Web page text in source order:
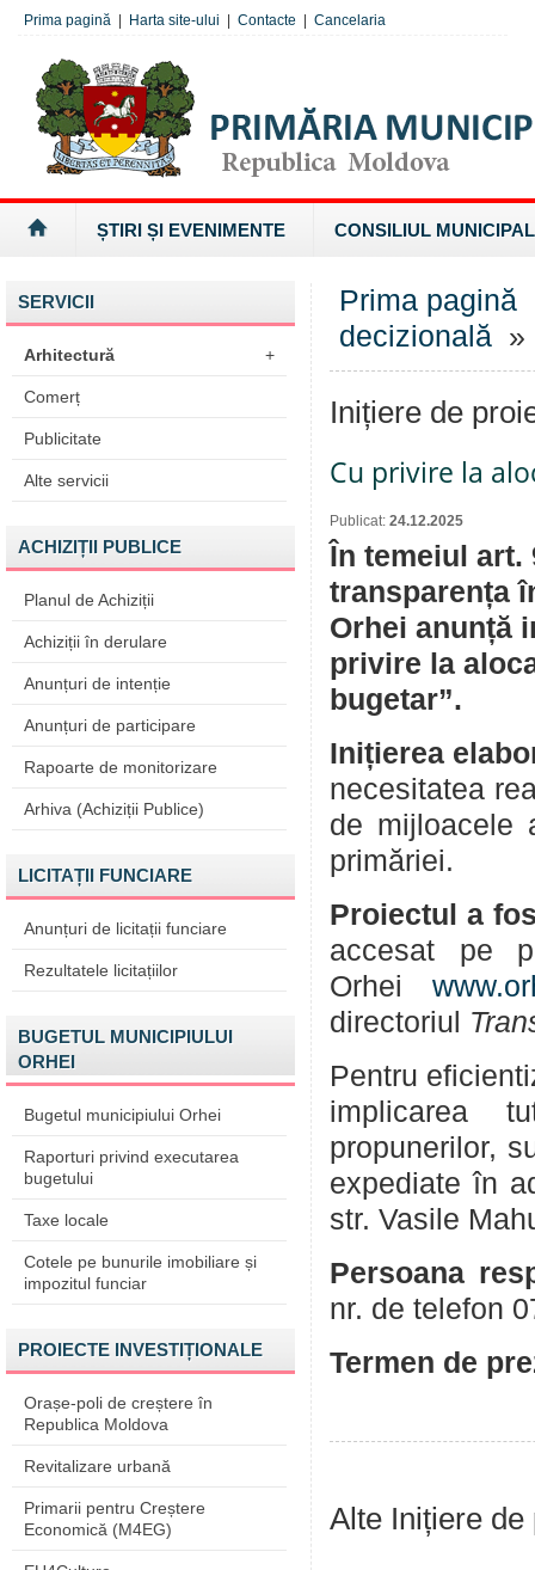
Prima pagină Harta site-ului Contacte Cancelaria
ȘTIRI ȘI EVENIMENTE CONSILIUL MUNICIPAL
SERVICII
Arhitectură +
Comerț
Publicitate
Alte servicii
ACHIZIȚII PUBLICE
Planul de Achiziții
Achiziții în derulare
Anunțuri de intenție
Anunțuri de participare
Rapoarte de monitorizare
Arhiva (Achiziții Publice)
LICITAȚII FUNCIARE
Anunțuri de licitații funciare
Rezultatele licitațiilor
BUGETUL MUNICIPIULUI
ORHEI
Bugetul municipiului Orhei
Raporturi privind executarea
bugetului
Taxe locale
Cotele pe bunurile imobiliare și
impozitul funciar
PROIECTE INVESTIȚIONALE
Orașe-poli de creștere în
Republica Moldova
Revitalizare urbană
Primarii pentru Creștere
Economică (M4EG)
Prima pagină
decizională »
Inițiere de
Cu privire la
Publicat: 24.12.2025
În temeiul art.
transparența
Orhei anunță
privire la
bugetar”.
Inițierea
necesitatea
de mijloacele
primăriei.
Proiectul a
accesat pe
Orhei
directoriul
Pentru
implicarea
propunerilor,
expediate în
str. Vasile
Persoana
nr. de telefon
Termen de
Alte Inițiere de